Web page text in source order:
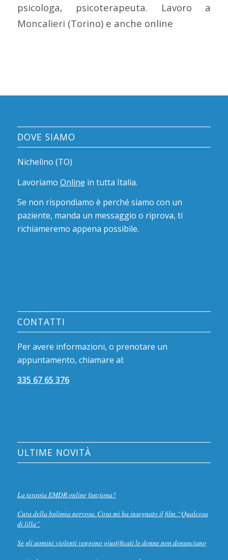
psicologa, psicoterapeuta. Lavoro a
Moncalieri (Torino) e anche online
DOVE SIAMO
Nichelino (TO)
Lavoriamo Online in tutta Italia.
Se non rispondiamo è perché siamo con un
paziente, manda un messaggio o riprova, ti
richiameremo appena possibile.
CONTATTI
Per avere informazioni, o prenotare un
appuntamento, chiamare al:
335 67 65 376
ULTIME NOVITÀ
La terapia EMDR online funziona?
Cura della bulimia nervosa. Cosa mi ha insegnato il film “Qualcosa
di lilla”
Se gli uomini violenti vengono giustificati le donne non denunciano